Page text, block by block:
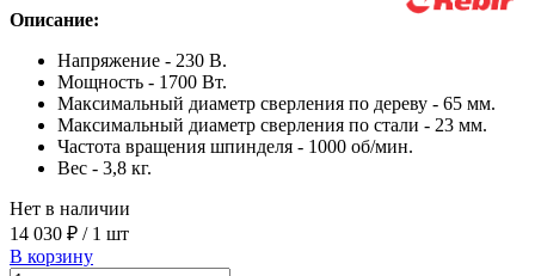
Описание:
Напряжение - 230 В.
Мощность - 1700 Вт.
Максимальный диаметр сверления по дереву - 65 мм.
Максимальный диаметр сверления по стали - 23 мм.
Частота вращения шпинделя - 1000 об/мин.
Вес - 3,8 кг.
Нет в наличии
14 030 ₽ / 1 шт
В корзину